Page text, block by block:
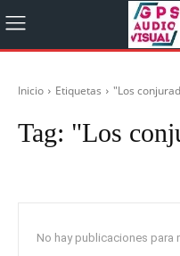
Inicio Etiquetas "Los
Tag: "Los
No hay publicaciones para